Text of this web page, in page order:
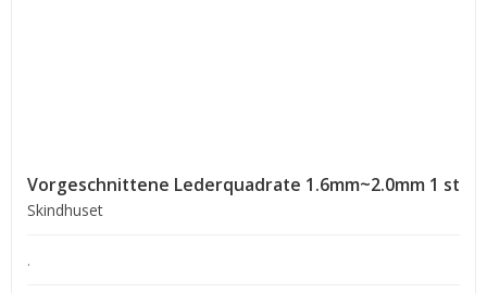
Vorgeschnittene Lederquadrate 1.6mm~2.0mm 1 st
Skindhuset
.